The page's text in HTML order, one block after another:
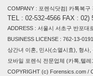
원칙적으로 개인정보 수
보를 지체 없이 파기합니
이유로 명시한 기간 동안
4.인정보의 공유 및 제공
COMPANY : 포렌식닷컴| 카톡복구
TEL : 02-532-4566 FAX : 02)
ADDRESS : 서울시 서초구 반포대
BUSINESS LICENSE : 762-13-
상간녀 이혼, 민사(소멸시효), 형사
모바일 포렌식 전문업체 (카톡,텔
COPYRIGHT (c) Forensics.com /